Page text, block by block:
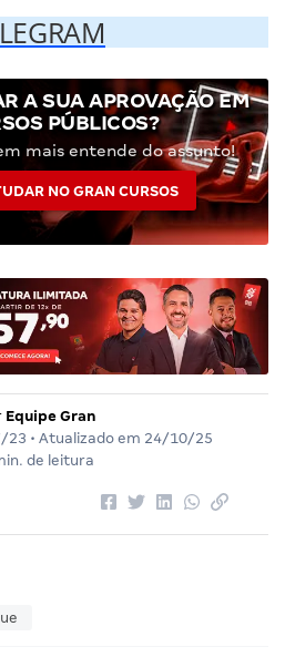
A SUA APROVAÇÃO EM
PÚBLICOS?
mais entende do assunto!
NO GRAN CURSOS
Equipe Gran
23 • Atualizado em 24/10/25
de leitura